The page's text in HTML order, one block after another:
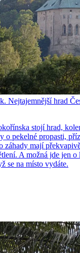
Nejtajemnější hrad
stojí hrad,
o pekelné propasti,
záhady mají
A možná jde jen o
se na místo vydáte.